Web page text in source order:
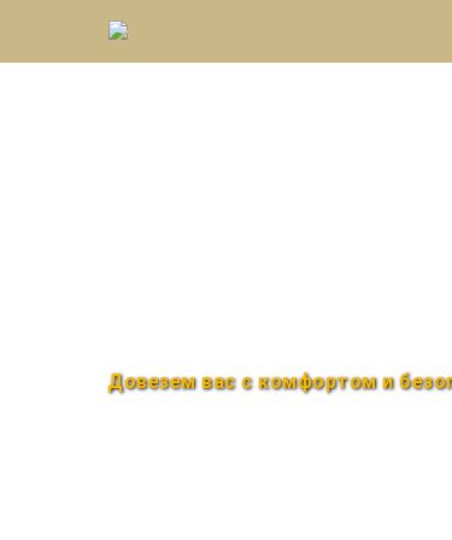
Довезем вас с комфортом и